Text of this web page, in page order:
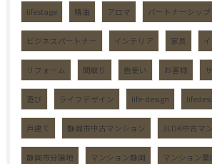
lifestage 精油 アロマ パートナーシップ
ビジネスパートナー インテリア 家具
リフォーム 間取り 色使い お客様
遊び ライフデザイン life-design
戸建て 静岡市中古マンション 3LDK中古マ
静岡市分譲地 マンション静岡 マンション葵